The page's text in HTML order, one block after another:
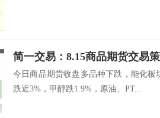
简一交易：8.15商品期货交易
今日商品期货收盘多品种下跌，能化板
跌近3%，甲醇跌1.9%，原油、PT...